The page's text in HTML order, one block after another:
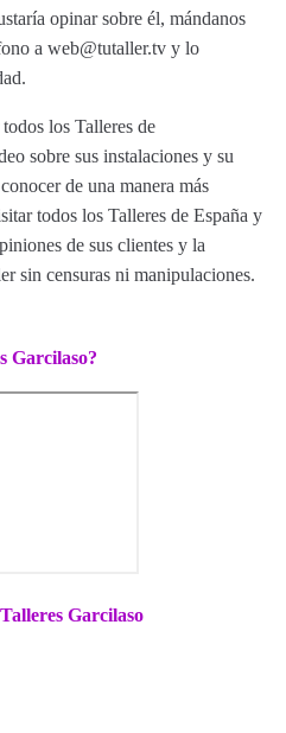
opinar sobre él, mándanos
a web@tutaller.tv y lo
los Talleres de
sobre sus instalaciones y su
de una manera más
todos los Talleres de España y
de sus clientes y la
sin censuras ni manipulaciones.
Garcilaso?
Garcilaso